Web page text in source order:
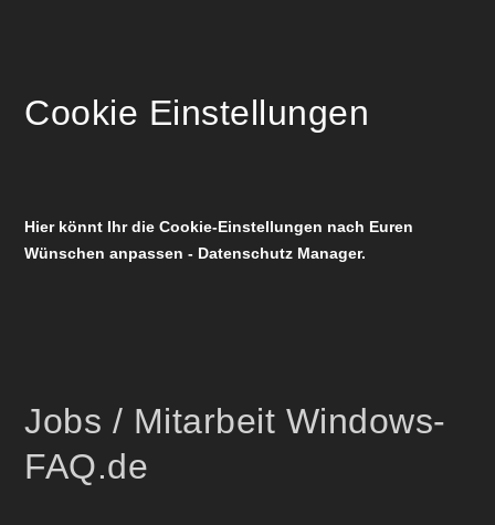
Cookie Einstellungen
Hier könnt Ihr die Cookie-Einstellungen nach Euren
Wünschen anpassen - Datenschutz Manager.
Jobs / Mitarbeit Windows-
FAQ.de